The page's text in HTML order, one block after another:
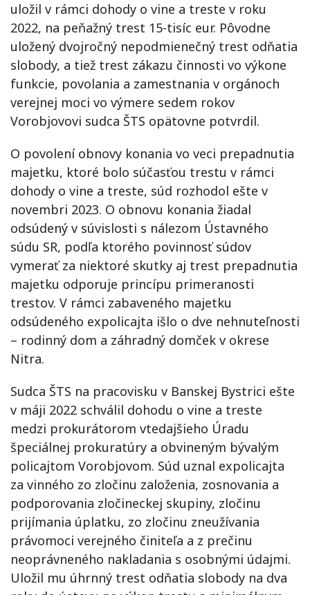
uložil v rámci dohody o vine a treste v roku
2022, na peňažný trest 15-tisíc eur. Pôvodne
uložený dvojročný nepodmienečný trest odňatia
slobody, a tiež trest zákazu činnosti vo výkone
funkcie, povolania a zamestnania v orgánoch
verejnej moci vo výmere sedem rokov
Vorobjovovi sudca ŠTS opätovne potvrdil.
O povolení obnovy konania vo veci prepadnutia
majetku, ktoré bolo súčasťou trestu v rámci
dohody o vine a treste, súd rozhodol ešte v
novembri 2023. O obnovu konania žiadal
odsúdený v súvislosti s nálezom Ústavného
súdu SR, podľa ktorého povinnosť súdov
vymerať za niektoré skutky aj trest prepadnutia
majetku odporuje princípu primeranosti
trestov. V rámci zabaveného majetku
odsúdeného expolicajta išlo o dve nehnuteľnosti
– rodinný dom a záhradný domček v okrese
Nitra.
Sudca ŠTS na pracovisku v Banskej Bystrici ešte
v máji 2022 schválil dohodu o vine a treste
medzi prokurátorom vtedajšieho Úradu
špeciálnej prokuratúry a obvineným bývalým
policajtom Vorobjovom. Súd uznal expolicajta
za vinného zo zločinu založenia, zosnovania a
podporovania zločineckej skupiny, zločinu
prijímania úplatku, zo zločinu zneužívania
právomoci verejného činiteľa a z prečinu
neoprávneného nakladania s osobnými údajmi.
Uložil mu úhrnný trest odňatia slobody na dva